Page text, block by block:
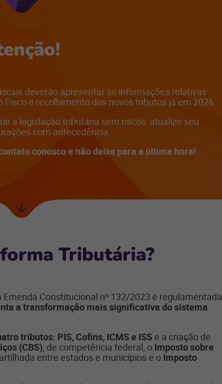
deverão apresentar as informações relativas
e recolhimento dos novos tributos já em 2026.
a legislação tributária sem riscos, atualize seu
com antecedência.
conosco e não deixe para a última hora!
Próxima
Tributária?
Constitucional nº 132/2023 e regulamentada
a transformação mais significativa do sistema
tributos: PIS, Cofins, ICMS e ISS e a criação de
(CBS), de competência federal, o Imposto sobre
entre estados e municípios e o Imposto
Próxima